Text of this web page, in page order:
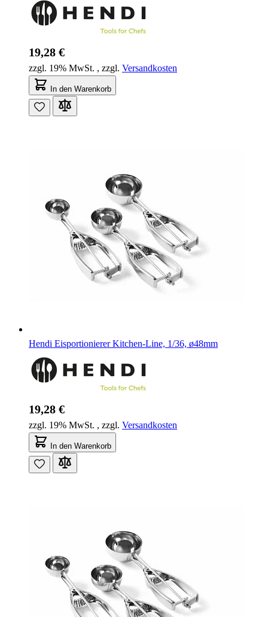
19,28 €
zzgl. 19% MwSt. , zzgl. Versandkosten
In den Warenkorb
Hendi Eisportionierer Kitchen-Line, 1/36, ø48mm
19,28 €
zzgl. 19% MwSt. , zzgl. Versandkosten
In den Warenkorb